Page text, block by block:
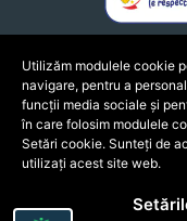
Utilizăm modulele cookie
navigare, pentru a
funcții media sociale și
în care folosim modulele
Setări cookie. Sunteți de
utilizați acest site web.